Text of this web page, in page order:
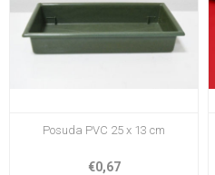
Posuda PVC 25 x 13 cm
€0,67